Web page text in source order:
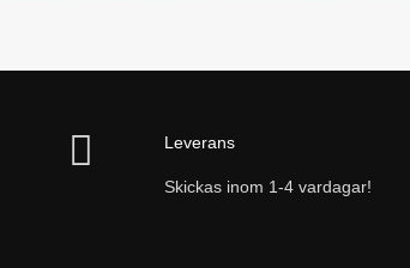
Leverans
Skickas inom 1-4 vardagar!